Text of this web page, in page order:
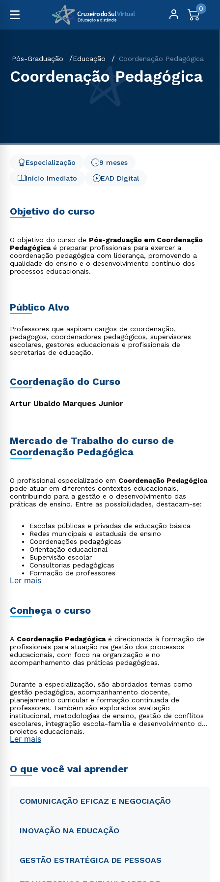
0
Pós-Graduação Educação Coordenação Pedagógica
Coordenação Pedagógica
Início Imediato
9 meses
Especialização
EAD Digital
Objetivo do curso
O objetivo do curso de Pós-graduação em Coordenação
Pedagógicaé preparar profissionais para exercer a
coordenação pedagógica com liderança, promovendo a
qualidade do ensino e o desenvolvimento contínuo dos
processos educacionais.
Público Alvo
Professores que aspiram cargos de coordenação,
pedagogos, coordenadores pedagógicos, supervisores
escolares, gestores educacionais e profissionais de
secretarias de educação.
Coordenação do Curso
Artur Ubaldo Marques Junior
Mercado de Trabalho do curso de
Coordenação Pedagógica
O profissional especializado em Coordenação Pedagógica
pode atuar em diferentes contextos educacionais,
contribuindo para a gestão e o desenvolvimento das
práticas de ensino. Entre as possibilidades, destacam-se:
Escolas públicas e privadas de educação básica
Redes municipais e estaduais de ensino
Coordenações pedagógicas
Orientação educacional
Supervisão escolar
Consultorias pedagógicas
Formação de professores
Ler mais
Conheça o curso
A Coordenação Pedagógicaé direcionada à formação de
profissionais para atuação na gestão dos processos
educacionais, com foco na organização e no
acompanhamento das práticas pedagógicas.
Durante a especialização, são abordados temas como
gestão pedagógica, acompanhamento docente,
planejamento curricular e formação continuada de
professores. Também são explorados avaliação
institucional, metodologias de ensino, gestão de conflitos
escolares, integração escola-família e desenvolvimento de
projetos educacionais.
Ler mais
O que você vai aprender
COMUNICAÇÃO EFICAZ E NEGOCIAÇÃO
INOVAÇÃO NA EDUCAÇÃO
GESTÃO ESTRATÉGICA DE PESSOAS